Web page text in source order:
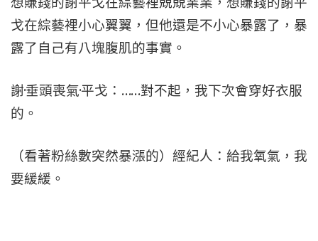
戈在綜藝裡小心翼翼，但他還是不小心暴露了，暴
露了自己有八塊腹肌的事實。
謝·垂頭喪氣·平戈：……對不起，我下次會穿好衣服
的。
（看著粉絲數突然暴漲的）經紀人：給我氧氣，我
要緩緩。